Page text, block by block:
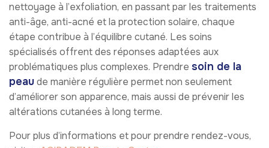
nettoyage à l’exfoliation, en passant par les traitements
anti-âge, anti-acné et la protection solaire, chaque
étape contribue à l’équilibre cutané. Les soins
spécialisés offrent des réponses adaptées aux
problématiques plus complexes. Prendre soin de la
peaude manière régulière permet non seulement
d’améliorer son apparence, mais aussi de prévenir les
altérations cutanées à long terme.
Pour plus d’informations et pour prendre rendez-vous,